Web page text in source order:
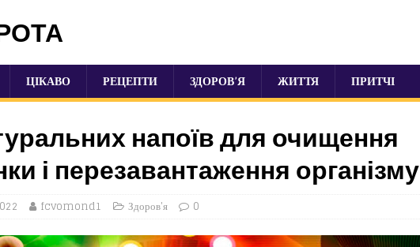
ЦІКАВО РЕЦЕПТИ ЗДОРОВ’Я ЖИТТЯ ПРИТЧІ
напоїв для очищення
і перезавантаження організму
fcvomond1 Здоров'я 0